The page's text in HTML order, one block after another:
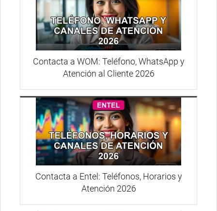
Contacta a WOM: Teléfono, WhatsApp y
Atención al Cliente 2026
Contacta a Entel: Teléfonos, Horarios y
Atención 2026